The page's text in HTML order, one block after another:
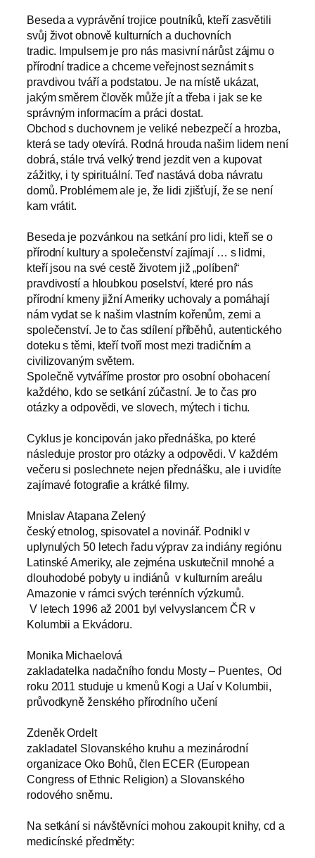
Beseda a vyprávění trojice poutníků, kteří zasvětili
svůj život obnově kulturních a duchovních
tradic. Impulsem je pro nás masivní nárůst zájmu o
přírodní tradice a chceme veřejnost seznámit s
pravdivou tváří a podstatou. Je na místě ukázat,
jakým směrem člověk může jít a třeba i jak se ke
správným informacím a práci dostat.
Obchod s duchovnem je veliké nebezpečí a hrozba,
která se tady otevírá. Rodná hrouda našim lidem není
dobrá, stále trvá velký trend jezdit ven a kupovat
zážitky, i ty spirituální. Teď nastává doba návratu
domů. Problémem ale je, že lidi zjišťují, že se není
kam vrátit.
Beseda je pozvánkou na setkání pro lidi, kteří se o
přírodní kultury a společenství zajímají … s lidmi,
kteří jsou na své cestě životem již „políbení“
pravdivostí a hloubkou poselství, které pro nás
přírodní kmeny jižní Ameriky uchovaly a pomáhají
nám vydat se k našim vlastním kořenům, zemi a
společenství. Je to čas sdílení příběhů, autentického
doteku s těmi, kteří tvoří most mezi tradičním a
civilizovaným světem.
Společně vytváříme prostor pro osobní obohacení
každého, kdo se setkání zúčastní. Je to čas pro
otázky a odpovědi, ve slovech, mýtech i tichu.
Cyklus je koncipován jako přednáška, po které
následuje prostor pro otázky a odpovědi. V každém
večeru si poslechnete nejen přednášku, ale i uvidíte
zajímavé fotografie a krátké filmy.
Mnislav Atapana Zelený
český etnolog, spisovatel a novinář. Podnikl v
uplynulých 50 letech řadu výprav za indiány regiónu
Latinské Ameriky, ale zejména uskutečnil mnohé a
dlouhodobé pobyty u indiánů v kulturním areálu
Amazonie v rámci svých terénních výzkumů.
V letech 1996 až 2001 byl velvyslancem ČR v
Kolumbii a Ekvádoru.
Monika Michaelová
zakladatelka nadačního fondu Mosty – Puentes, Od
roku 2011 studuje u kmenů Kogi a Uaí v Kolumbii,
průvodkyně ženského přírodního učení
Zdeněk Ordelt
zakladatel Slovanského kruhu a mezinárodní
organizace Oko Bohů, člen ECER (European
Congress of Ethnic Religion) a Slovanského
rodového sněmu.
Na setkání si návštěvníci mohou zakoupit knihy, cd a
medicínské předměty: